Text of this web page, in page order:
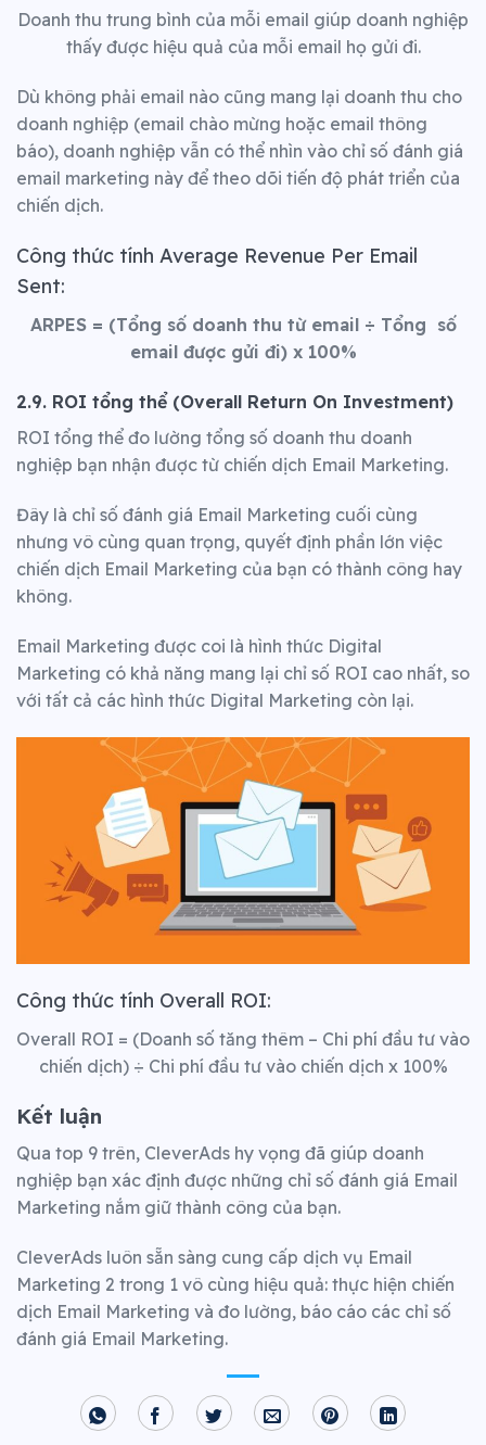
Doanh thu trung bình của mỗi email giúp doanh nghiệp
thấy được hiệu quả của mỗi email họ gửi đi.
Dù không phải email nào cũng mang lại doanh thu cho
doanh nghiệp (email chào mừng hoặc email thông
báo), doanh nghiệp vẫn có thể nhìn vào chỉ số đánh giá
email marketing này để theo dõi tiến độ phát triển của
chiến dịch.
Công thức tính Average Revenue Per Email
Sent:
ARPES = (Tổng số doanh thu từ email ÷ Tổng số
email được gửi đi) x 100%
2.9. ROI tổng thể (Overall Return On Investment)
ROI tổng thể đo lường tổng số doanh thu doanh
nghiệp bạn nhận được từ chiến dịch Email Marketing.
Đây là chỉ số đánh giá Email Marketing cuối cùng
nhưng vô cùng quan trọng, quyết định phần lớn việc
chiến dịch Email Marketing của bạn có thành công hay
không.
Email Marketing được coi là hình thức Digital
Marketing có khả năng mang lại chỉ số ROI cao nhất, so
với tất cả các hình thức Digital Marketing còn lại.
Công thức tính Overall ROI:
Overall ROI = (Doanh số tăng thêm – Chi phí đầu tư vào
chiến dịch) ÷ Chi phí đầu tư vào chiến dịch x 100%
Kết luận
Qua top 9 trên, CleverAds hy vọng đã giúp doanh
nghiệp bạn xác định được những chỉ số đánh giá Email
Marketing nắm giữ thành công của bạn.
CleverAds luôn sẵn sàng cung cấp dịch vụ Email
Marketing 2 trong 1 vô cùng hiệu quả: thực hiện chiến
dịch Email Marketing và đo lường, báo cáo các chỉ số
đánh giá Email Marketing.